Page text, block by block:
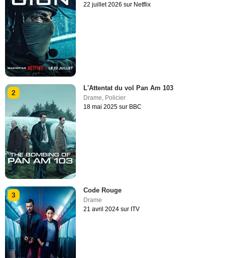
22 juillet 2026 sur Netflix
2
L'Attentat du vol Pan Am 103
Drame, Policier
18 mai 2025 sur BBC
3
Code Rouge
Drame
21 avril 2024 sur ITV